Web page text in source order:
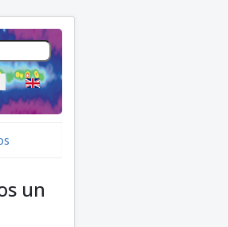
su idioma
un